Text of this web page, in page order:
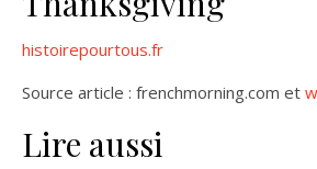
histoirepourtous.fr
Source article : frenchmorning.com et
Lire aussi